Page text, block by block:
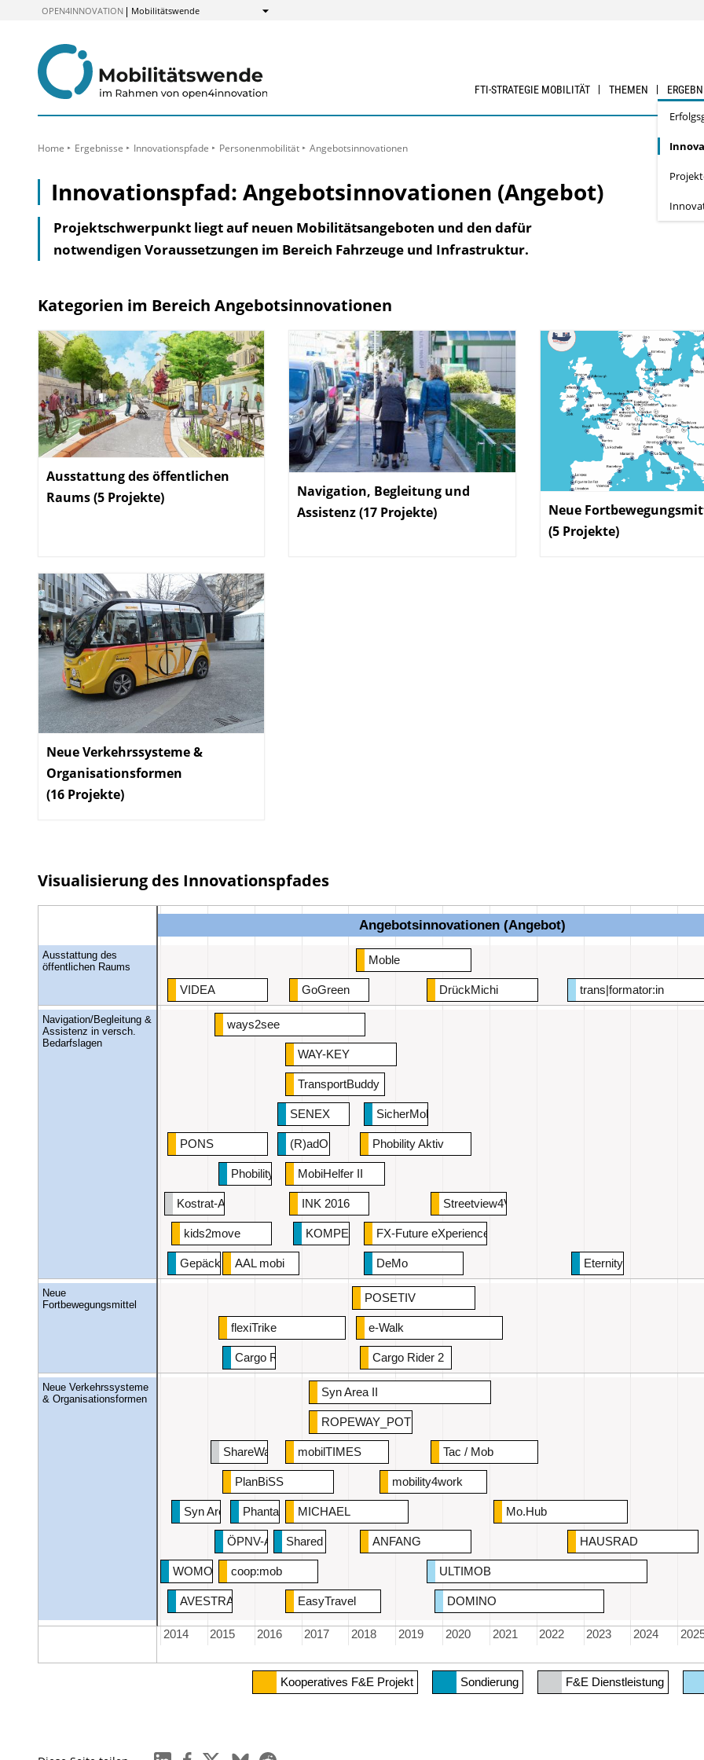
OPEN4INNOVATION Mobilitätswende
Anzeigen
FTI-STRATEGIE MOBILITÄT THEMEN
Home Ergebnisse Innovationspfade Personenmobilität Angebotsinnovationen
Innovationspfad: Angebotsinnovationen (Angebot)
Projektschwerpunkt liegt auf neuen Mobilitätsangeboten und den dafür
notwendigen Voraussetzungen im Bereich Fahrzeuge und Infrastruktur.
Kategorien im Bereich Angebotsinnovationen
Ausstattung des öffentlichen
Raums (5 Projekte):
Navigation, Begleitung und
Assistenz (17 Projekte)
Neue
(5 Projekte):
Neue Verkehrssysteme &
Organisationsformen
(16 Projekte):
Visualisierung des Innovationspfades
Angebotsinnovationen (Angebot)
DrückMichi
GoGreen
Moble
VIDEA trans|formator:in
AAL mobi DeMo Eternity Bike
FX-Future eXperience
Gepäcklos
INK 2016
kids2move KOMPETENZ
Kostrat-Aktil
MobiHelfer II
Phobility
Phobility Aktiv
PONS (R)adOmnes
SENEX SicherMobil
Streetview4VI
TransportBuddy
WAY-KEY
ways2see
Cargo Rider Cargo Rider 2
e-Walk
flexiTrike
POSETIV
DOMINO
ULTIMOB
ANFANG
AVESTRA
coop:mob
EasyTravel
HAUSRAD
MICHAEL Mo.Hub
mobility4work
mobilTIMES
ÖPNV-AUF-AB
PhantasiJA
PlanBiSS
ROPEWAY_POT
Shared Autonomy
ShareWay
Syn Area II
Syn Area
Tac / Mob
WOMO
Ausstattung des
öffentlichen Raums
Navigation/Begleitung &
Assistenz in versch.
Bedarfslagen
Neue
Fortbewegungsmittel
Neue Verkehrssysteme
& Organisationsformen
2014 2015 2016 2017 2018 2019 2020 2021 2022 2023 2024
Kooperatives F&E Projekt Sondierung F&E Dienstleistung